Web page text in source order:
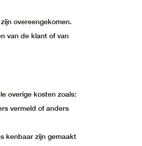
overeengekomen.
van de klant of van
overige kosten zoals:
vermeld of anders
kenbaar zijn gemaakt